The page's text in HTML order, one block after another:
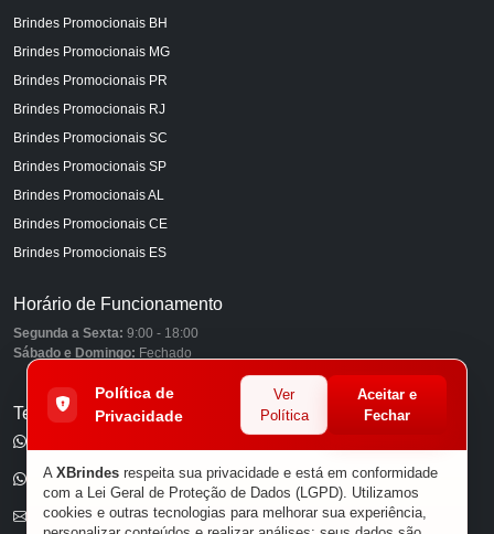
Brindes Promocionais BH
Brindes Promocionais MG
Brindes Promocionais PR
Brindes Promocionais RJ
Brindes Promocionais SC
Brindes Promocionais SP
Brindes Promocionais AL
Brindes Promocionais CE
Brindes Promocionais ES
Horário de Funcionamento
Segunda a Sexta: 9:00 - 18:00
Sábado e Domingo: Fechado
Telefones
(11) 96585-7462
E-mail
Política de
Privacidade
Ver
Política
Aceitar e
Fechar
A XBrindes respeita sua privacidade e está em conformidade
com a Lei Geral de Proteção de Dados (LGPD). Utilizamos
cookies e outras tecnologias para melhorar sua experiência,